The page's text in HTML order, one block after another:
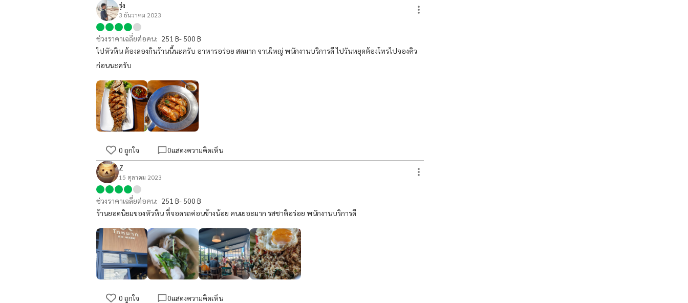
รุ่ง
3 ธันวาคม 2023
ช่วงราคาเฉลี่ยต่อคน: 251 ฿- 500 ฿
ไปหัวหิน ต้องลองกินร้านนี้นะครับ อาหารอร่อย สดมาก จานใหญ่ พนักงานบริการดี ไปวันหยุดต้องโทรไปจองคิว
ก่อนนะครับ
0 ถูกใจ 0แสดงความคิดเห็น
Z
15 ตุลาคม 2023
ช่วงราคาเฉลี่ยต่อคน: 251 ฿- 500 ฿
ร้านยอดนิยมของหัวหิน ที่จอดรถค่อนข้างน้อย คนเยอะมาก รสชาติอร่อย พนักงานบริการดี
0 ถูกใจ 0แสดงความคิดเห็น